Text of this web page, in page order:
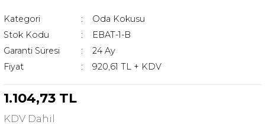
Kategori
Oda Kokusu
Stok Kodu
EBAT-1-B
Garanti Süresi
24 Ay
Fiyat
920,61 TL + KDV
1.104,73 TL
KDV Dahil